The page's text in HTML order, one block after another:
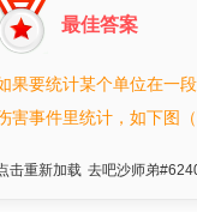
最佳答案
果要统计某个单位在一
害事件里统计，如下图
击重新加载 去吧沙师弟